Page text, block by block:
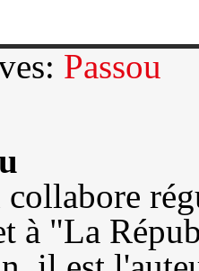
Passou
à "La